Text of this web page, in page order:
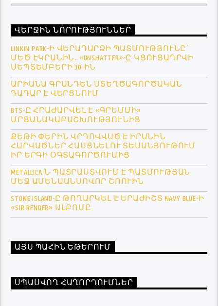
ՎԵՐՋԻՆ ՆՈՐՈՒԹՅՈՒՆՆԵՐ
LINKIN PARK-Ի ՎԵՐԱԴԱՐՁԻ ՊԱՏՄՈՒԹՅՈՒՆԸ՝
ՄԵԾ ԷԿՐԱՆԻՆ․ «UNSHATTER»-Ը ԿՑՈՒՑԱԴՐՎԻ
ՍԵՊՏԵՄԲԵՐԻ 30-ԻՆ
ԱՐԻԱՆԱ ԳՐԱՆԴԵՆ ՍՏԵՂԾԱԳՈՐԾԱԿԱՆ
ԴԱԴԱՐ Է ՎԵՐՑՆՈՒՄ
BTS-Ը ՀՐԱԺԱՐՎԵԼ Է «ԳՐԵՄՄԻ»
ՄՐՑԱՆԱԿԱԲԱՇԽՈՒԹՅՈՒՆԻՑ
ՔԵԹԻ ՓԵՐԻՆ ՎՐԴՈՎՎԱԾ Է ԻՐԱՆԻՆ
ՀԱՐՎԱԾՆԵՐ ՀԱՍՑՆԵԼՈՒ ՏԵՍԱՆՅՈՒԹՈՒՄ
ԻՐ ԵՐԳԻ ՕԳՏԱԳՈՐԾՈՒՄԻՑ
METALLICA-Ն ՊԱՏՐԱՍՏՎՈՒՄ Է ՊԱՏՄՈՒԹՅԱՆ
ՄԵՋ ԱՄԵՆԱԱՆՍՈՎՈՐ ՇՈՈՒԻՆ
STONE ISLAND-Ը ԹՈՂԱՐԿԵԼ Է ԵՐԱԺԻՇՏ NAVY BLUE-Ի
«SIR RENDER» ԱԼԲՈՄԸ
ԱՅՍ ՊԱՀԻՆ ԵԹԵՐՈՒՄ
ՍՊԱՍՎՈՂ ՀԱՂՈՐԴՈՒՄՆԵՐ